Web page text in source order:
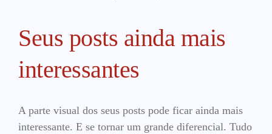
Seus posts ainda mais
interessantes
A parte visual dos seus posts pode ficar ainda mais
interessante. E se tornar um grande diferencial. Tudo